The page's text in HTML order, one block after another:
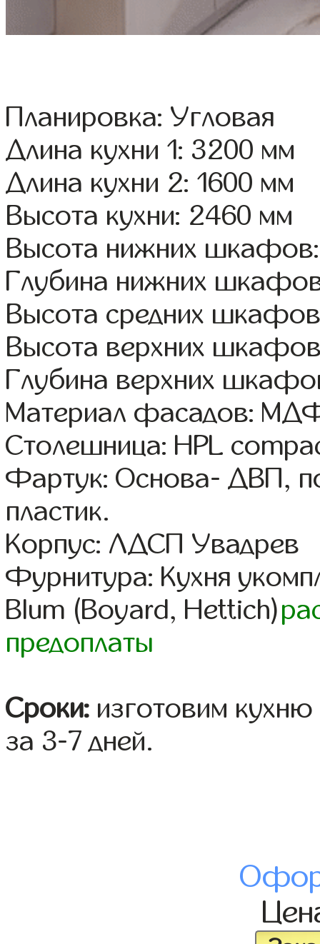
Планировка: Угловая
Длина кухни 1: 3200 мм
Длина кухни 2: 1600 мм
Высота кухни: 2460 мм
Высота нижних
Глубина нижних
Высота средних
Высота верхних
Глубина верхних
Материал фасадов:
Столешница: HPL
Фартук: Основа- ДВП,
пластик.
Корпус: ЛДСП Увадрев
Фурнитура: Кухня
Blum (Boyard, Hettich)
предоплаты
Сроки: изготовим
за 3-7 дней.